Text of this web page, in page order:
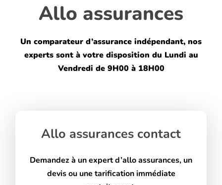
Allo assurances
Un comparateur d’assurance indépendant, nos
experts sont à votre disposition du Lundi au
Vendredi de 9H00 à 18H00
Allo assurances contact
Demandez à un expert d’allo assurances, un
devis ou une tarification immédiate